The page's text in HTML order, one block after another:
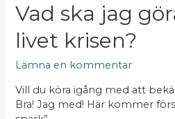
Vad ska jag
livet krisen?
Lämna en kommentar
Vill du köra igång med att
Bra! Jag med! Här kommer